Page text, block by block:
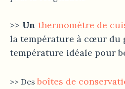
>> Un thermomètre de
la température à cœur du
température idéale pour
>> Desboîtes de